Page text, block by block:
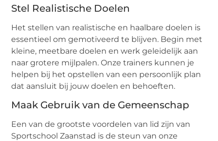
Stel Realistische Doelen
Het stellen van realistische en haalbare doelen is
essentieel om gemotiveerd te blijven. Begin met
kleine, meetbare doelen en werk geleidelijk aan
naar grotere mijlpalen. Onze trainers kunnen je
helpen bij het opstellen van een persoonlijk plan
dat aansluit bij jouw doelen en behoeften.
Maak Gebruik van de Gemeenschap
Een van de grootste voordelen van lid zijn van
Sportschool Zaanstad is de steun van onze